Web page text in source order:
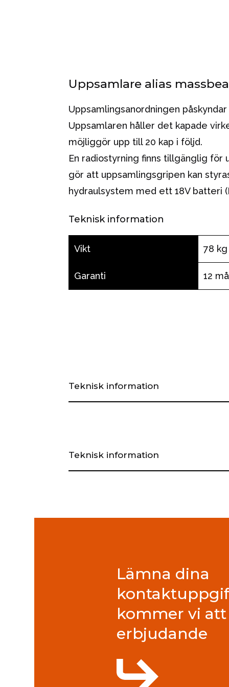
Uppsamlare alias
Uppsamlingsanordningen
Uppsamlaren håller det kapade
möjliggör upp till 20 kap i följd.
En radiostyrning finns tillgänglig för
gör att uppsamlingsgripen kan
hydraulsystem med ett 18V batteri
Teknisk information
Vikt 78 kg
Garanti 12
Teknisk information
Teknisk information
Lämna dina
kommer vi
erbjudande